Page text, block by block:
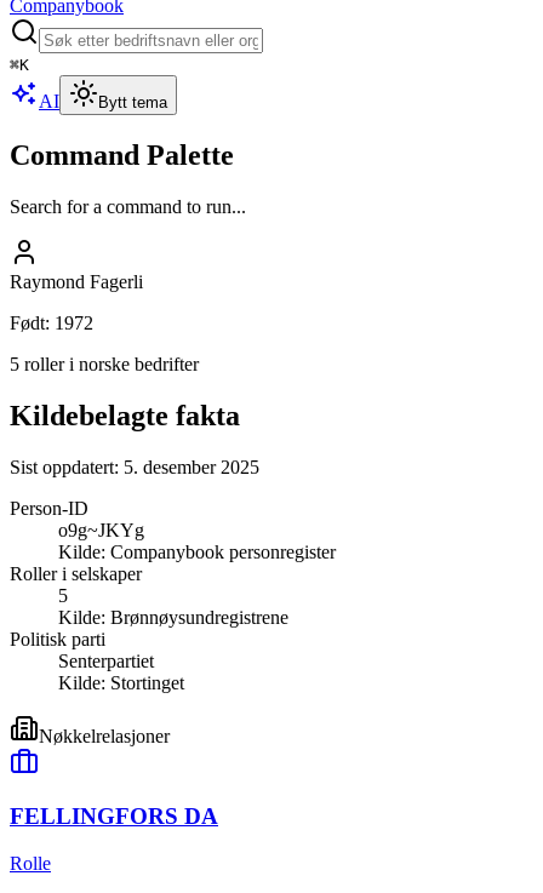
Companybook
⌘K
AI Bytt tema
Command Palette
Search for a command to run...
Raymond Fagerli
Født: 1972
5 roller i norske bedrifter
Kildebelagte fakta
Sist oppdatert: 5. desember 2025
Person-ID
o9g~JKYg
Kilde: Companybook personregister
Roller i selskaper
5
Kilde: Brønnøysundregistrene
Politisk parti
Senterpartiet
Kilde: Stortinget
Nøkkelrelasjoner
FELLINGFORS DA
Rolle